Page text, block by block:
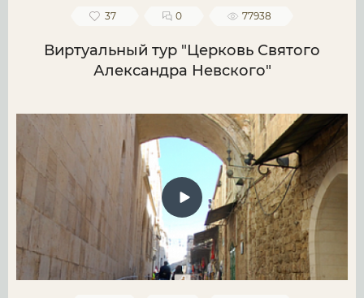
37 0 77938
Виртуальный тур "Церковь Святого
Александра Невского"